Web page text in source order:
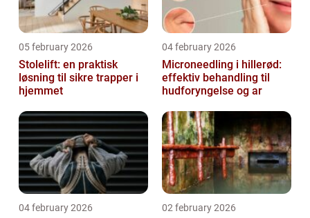
05 february 2026
Stolelift: en praktisk
løsning til sikre trapper i
hjemmet
04 february 2026
Microneedling i hillerød:
effektiv behandling til
hudforyngelse og ar
04 february 2026 02 february 2026